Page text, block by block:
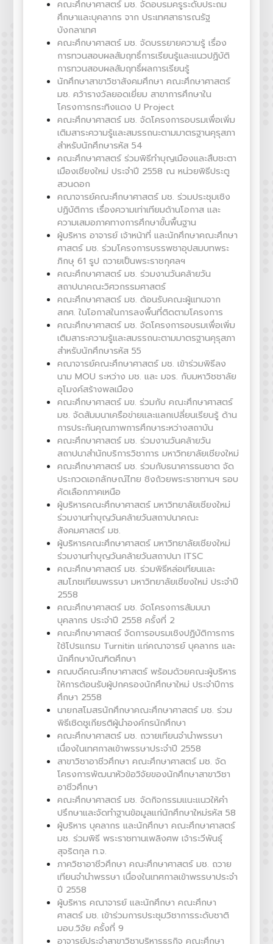
คณะศึกษาศาสตร์ มช. จัดอบรมครูระดับประถม
ศึกษาและบุคลากร จาก ประเทศสาธารณรัฐ
บังกลาเทศ
คณะศึกษาศาสตร์ มช. จัดบรรยายความรู้ เรื่อง
การทวนสอบผลสัมฤทธิ์การเรียนรู้และแนวปฏิบัติ
การทวนสอบผลสัมฤทธิ์ผลการเรียนรู้
นักศึกษาสาขาวิชาสังคมศึกษา คณะศึกษาศาสตร์
มช. คว้ารางวัลยอดเยี่ยม สาขาการศึกษาใน
โครงการกระทิงแดง U Project
คณะศึกษาศาสตร์ มช. จัดโครงการอบรมเพื่อเพิ่ม
เติมสาระความรู้และสมรรถนะตามมาตรฐานคุรุสภา
สำหรับนักศึกษารหัส 54
คณะศึกษาศาสตร์ ร่วมพิธีทำบุญเมืองและสืบชะตา
เมืองเชียงใหม่ ประจำปี 2558 ณ หน่วยพิธีประตู
สวนดอก
คณาจารย์คณะศึกษาศาสตร์ มช. ร่วมประชุมเชิง
ปฏิบัติการ เรื่องความเท่าเทียมด้านโอกาส และ
ความเสมอภาคทางการศึกษาขั้นพื้นฐาน
ผู้บริหาร อาจารย์ เจ้าหน้าที่ และนักศึกษาคณะศึกษา
ศาสตร์ มช. ร่วมโครงการบรรพชาอุปสมบทพระ
ภิกษุ 61 รูป ถวายเป็นพระราชกุศลฯ
คณะศึกษาศาสตร์ มช. ร่วมงานวันคล้ายวัน
สถาปนาคณะวิศวกรรมศาสตร์
คณะศึกษาศาสตร์ มช. ต้อนรับคณะผู้แทนจาก
สกศ. ในโอกาสในการลงพื้นที่ติดตามโครงการ
คณะศึกษาศาสตร์ มช. จัดโครงการอบรมเพื่อเพิ่ม
เติมสาระความรู้และสมรรถนะตามมาตรฐานคุรุสภา
สำหรับนักศึกษารหัส 55
คณาจารย์คณะศึกษาศาสตร์ มช. เข้าร่วมพิธีลง
นาม MOU ระหว่าง มช. และ มจร. กับมหาวิชชาลัย
อุโมงค์สร้างพลเมือง
คณะศึกษาศาสตร์ มข. ร่วมกับ คณะศึกษาศาสตร์
มช. จัดสัมมนาเครือข่ายและแลกเปลี่ยนเรียนรู้ ด้าน
การประกันคุณภาพการศึกษาระหว่างสถาบัน
คณะศึกษาศาสตร์ มช. ร่วมงานวันคล้ายวัน
สถาปนาสำนักบริการวิชาการ มหาวิทยาลัยเชียงใหม่
คณะศึกษาศาสตร์ มช. ร่วมกับธนาคารธนชาต จัด
ประกวดเอกลักษณ์ไทย ชิงถ้วยพระราชทานฯ รอบ
คัดเลือกภาคเหนือ
ผู้บริหารคณะศึกษาศาสตร์ มหาวิทยาลัยเชียงใหม่
ร่วมงานทำบุญวันคล้ายวันสถาปนาคณะ
สังคมศาสตร์ มช.
ผู้บริหารคณะศึกษาศาสตร์ มหาวิทยาลัยเชียงใหม่
ร่วมงานทำบุญวันคล้ายวันสถาปนา ITSC
คณะศึกษาศาสตร์ มช. ร่วมพิธีหล่อเทียนและ
สมโภชเทียนพรรษา มหาวิทยาลัยเชียงใหม่ ประจำปี
2558
คณะศึกษาศาสตร์ มช. จัดโครงการสัมมนา
บุคลากร ประจำปี 2558 ครั้งที่ 2
คณะศึกษาศาสตร์ จัดการอบรมเชิงปฏิบัติการการ
ใช้โปรแกรม Turnitin แก่คณาจารย์ บุคลากร และ
นักศึกษาบัณฑิตศึกษา
คณบดีคณะศึกษาศาสตร์ พร้อมด้วยคณะผู้บริหาร
ให้การต้อนรับผู้ปกครองนักศึกษาใหม่ ประจำปีการ
ศึกษา 2558
นายกสโมสรนักศึกษาคณะศึกษาศาสตร์ มช. ร่วม
พิธีเชิดชูเกียรติผู้นำองค์กรนักศึกษา
คณะศึกษาศาสตร์ มช. ถวายเทียนจำนำพรรษา
เนื่องในเทศกาลเข้าพรรษาประจำปี 2558
สาขาวิชาอาชีวศึกษา คณะศึกษาศาสตร์ มช. จัด
โครงการพัฒนาหัวข้อวิจัยของนักศึกษาสาขาวิชา
อาชีวศึกษา
คณะศึกษาศาสตร์ มช. จัดกิจกรรมแนะแนวให้คำ
ปรึกษาและจัดทำฐานข้อมูลแก่นักศึกษาใหม่รหัส 58
ผู้บริหาร บุคลากร และนักศึกษา คณะศึกษาศาสตร์
มช. ร่วมพิธี พระราชทานเพลิงศพ เจ้าระวีพันธุ์
สุจริตกุล ท.จ.
ภาควิชาอาชีวศึกษา คณะศึกษาศาสตร์ มช. ถวาย
เทียนจำนำพรรษา เนื่องในเทศกาลเข้าพรรษาประจำ
ปี 2558
ผู้บริหาร คณาจารย์ และนักศึกษา คณะศึกษา
ศาสตร์ มช. เข้าร่วมการประชุมวิชาการระดับชาติ
มอบ.วิจัย ครั้งที่ 9
อาจารย์ประจำสาขาวิชาบริหารธุรกิจ คณะศึกษา